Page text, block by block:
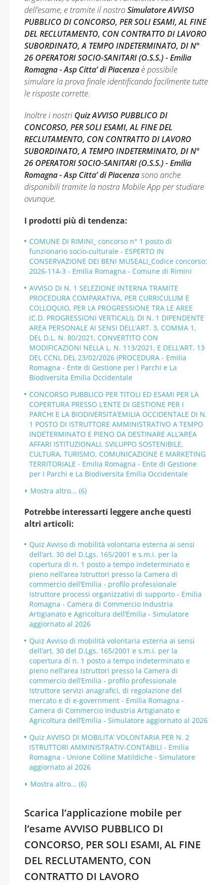
dell’esame, e tramite il nostroSimulatore AVVISO
PUBBLICO DI CONCORSO, PER SOLI ESAMI, AL FINE
DEL RECLUTAMENTO, CON CONTRATTO DI LAVORO
SUBORDINATO, A TEMPO INDETERMINATO, DI N°
26 OPERATORI SOCIO-SANITARI (O.S.S.) - Emilia
Romagna - Asp Citta’ di Piacenza è possibile
simulare la prova finale identificando facilmente tutte
le risposte corrette.
Inoltre i nostri Quiz AVVISO PUBBLICO DI
CONCORSO, PER SOLI ESAMI, AL FINE DEL
RECLUTAMENTO, CON CONTRATTO DI LAVORO
SUBORDINATO, A TEMPO INDETERMINATO, DI N°
26 OPERATORI SOCIO-SANITARI (O.S.S.) - Emilia
Romagna - Asp Citta’ di Piacenzasono anche
disponibili tramite la nostra Mobile App per studiare
ovunque.
I prodotti più di tendenza:
COMUNE DI RIMINI_ concorso n° 1 posto di
funzionario socio-culturale - ESPERTO IN
CONSERVAZIONE DEI BENI MUSEALI_Codice concorso:
2026-114-3 - Emilia Romagna - Comune di Rimini
AVVISO DI N. 1 SELEZIONE INTERNA TRAMITE
PROCEDURA COMPARATIVA, PER CURRICULUM E
COLLOQUIO, PER LA PROGRESSIONE TRA LE AREE
(C.D. PROGRESSIONI VERTICALI), DI N. 1 DIPENDENTE
AREA PERSONALE AI SENSI DELL’ART. 3, COMMA 1,
DEL D.L. N. 80/2021, CONVERTITO CON
MODIFICAZIONI NELLA L. N. 113/2021, E DELL’ART. 13
DEL CCNL DEL 23/02/2026 (PROCEDURA - Emilia
Romagna - Ente di Gestione per I Parchi e La
Biodiversita Emilia Occidentale
CONCORSO PUBBLICO PER TITOLI ED ESAMI PER LA
COPERTURA PRESSO L’ENTE DI GESTIONE PER I
PARCHI E LA BIODIVERSITA’EMILIA OCCIDENTALE DI N.
1 POSTO DI ISTRUTTORE AMMINISTRATIVO A TEMPO
INDETERMINATO E PIENO DA DESTINARE ALL’AREA
AFFARI ISTITUZIONALI, SVILUPPO SOSTENIBILE,
CULTURA, TURISMO, COMUNICAZIONE E MARKETING
TERRITORIALE - Emilia Romagna - Ente di Gestione
per I Parchi e La Biodiversita Emilia Occidentale
Mostra altro... (6)
Potrebbe interessarti leggere anche questi
altri articoli:
Quiz Avviso di mobilità volontaria esterna ai sensi
dell’art. 30 del D.Lgs. 165/2001 e s.m.i. per la
copertura di n. 1 posto a tempo indeterminato e
pieno nell’area Istruttori presso la Camera di
commercio dell’Emilia - profilo professionale
Istruttore processi organizzativi di supporto - Emilia
Romagna - Camera di Commercio Industria
Artigianato e Agricoltura dell’Emilia - Simulatore
aggiornato al 2026
Quiz Avviso di mobilità volontaria esterna ai sensi
dell’art. 30 del D.Lgs. 165/2001 e s.m.i. per la
copertura di n. 1 posto a tempo indeterminato e
pieno nell’area Istruttori presso la Camera di
commercio dell’Emilia - profilo professionale
Istruttore servizi anagrafici, di regolazione del
mercato e di e-government - Emilia Romagna -
Camera di Commercio Industria Artigianato e
Agricoltura dell’Emilia - Simulatore aggiornato al 2026
Quiz AVVISO DI MOBILITA’ VOLONTARIA PER N. 2
ISTRUTTORI AMMINISTRATIV-CONTABILI - Emilia
Romagna - Unione Colline Matildiche - Simulatore
aggiornato al 2026
Mostra altro... (6)
Scarica l’applicazione mobile per
l’esame AVVISO PUBBLICO DI
CONCORSO, PER SOLI ESAMI, AL FINE
DEL RECLUTAMENTO, CON
CONTRATTO DI LAVORO